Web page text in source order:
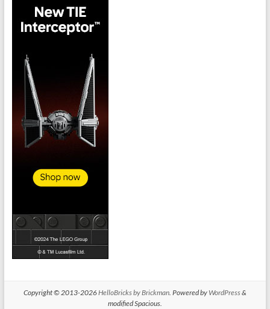
Copyright © 2013-2026HelloBricks by Brickman. Powered by WordPress&
modified Spacious.